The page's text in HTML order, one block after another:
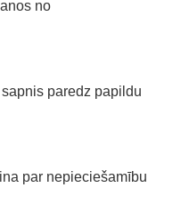
no
paredz papildu
par nepieciešamību